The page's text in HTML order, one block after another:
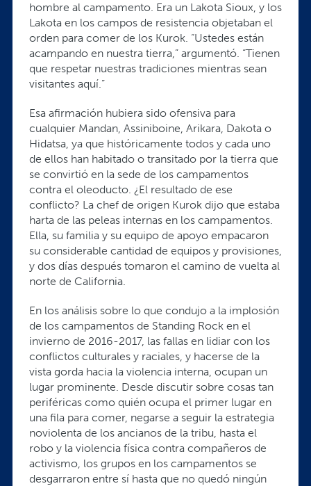
hombre al campamento. Era un Lakota Sioux, y los
Lakota en los campos de resistencia objetaban el
orden para comer de los Kurok. “Ustedes están
acampando en nuestra tierra,” argumentó. “Tienen
que respetar nuestras tradiciones mientras sean
visitantes aquí.”
Esa afirmación hubiera sido ofensiva para
cualquier Mandan, Assiniboine, Arikara, Dakota o
Hidatsa, ya que históricamente todos y cada uno
de ellos han habitado o transitado por la tierra que
se convirtió en la sede de los campamentos
contra el oleoducto. ¿El resultado de ese
conflicto? La chef de origen Kurok dijo que estaba
harta de las peleas internas en los campamentos.
Ella, su familia y su equipo de apoyo empacaron
su considerable cantidad de equipos y provisiones,
y dos días después tomaron el camino de vuelta al
norte de California.
En los análisis sobre lo que condujo a la implosión
de los campamentos de Standing Rock en el
invierno de 2016-2017, las fallas en lidiar con los
conflictos culturales y raciales, y hacerse de la
vista gorda hacia la violencia interna, ocupan un
lugar prominente. Desde discutir sobre cosas tan
periféricas como quién ocupa el primer lugar en
una fila para comer, negarse a seguir la estrategia
noviolenta de los ancianos de la tribu, hasta el
robo y la violencia física contra compañeros de
activismo, los grupos en los campamentos se
desgarraron entre sí hasta que no quedó ningún